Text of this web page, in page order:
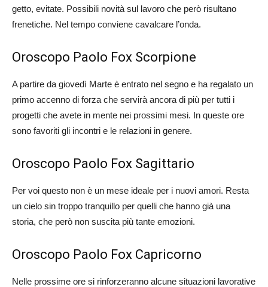
getto, evitate. Possibili novità sul lavoro che però risultano
frenetiche. Nel tempo conviene cavalcare l’onda.
Oroscopo Paolo Fox Scorpione
A partire da giovedì Marte è entrato nel segno e ha regalato un
primo accenno di forza che servirà ancora di più per tutti i
progetti che avete in mente nei prossimi mesi. In queste ore
sono favoriti gli incontri e le relazioni in genere.
Oroscopo Paolo Fox Sagittario
Per voi questo non è un mese ideale per i nuovi amori. Resta
un cielo sin troppo tranquillo per quelli che hanno già una
storia, che però non suscita più tante emozioni.
Oroscopo Paolo Fox Capricorno
Nelle prossime ore si rinforzeranno alcune situazioni lavorative